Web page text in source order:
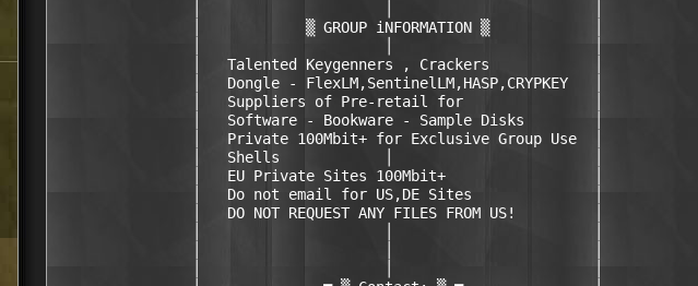
                │            ▒ GROUP iNFORMATION ▒            │
                │   Talented Keygenners , Crackers            │
                │   Dongle - FlexLM,SentinelLM,HASP,CRYPKEY   │
                │   Suppliers of Pre-retail for               │
                │   Software - Bookware - Sample Disks        │
                │   Private 100Mbit+ for Exclusive Group Use  │
                │   Shells            │                       │
                │   EU Private Sites 100Mbit+                 │
                │   Do not email for US,DE Sites              │
                │   DO NOT REQUEST ANY FILES FROM US!         │